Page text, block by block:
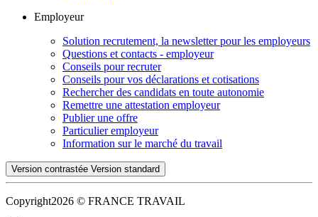
Employeur
Solution recrutement, la newsletter pour les employeurs
Questions et contacts - employeur
Conseils pour recruter
Conseils pour vos déclarations et cotisations
Rechercher des candidats en toute autonomie
Remettre une attestation employeur
Publier une offre
Particulier employeur
Information sur le marché du travail
Version contrastée Version standard
Copyright2026 © FRANCE TRAVAIL